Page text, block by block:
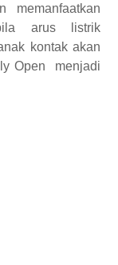
memanfaatkan
arus listrik
kontak akan
Open menjadi